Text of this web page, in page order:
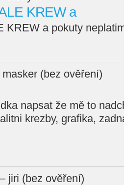
KREW a
KREW a pokuty
(bez ověření)
napsat že mě to
krezby, grafika,
jiri (bez ověření)